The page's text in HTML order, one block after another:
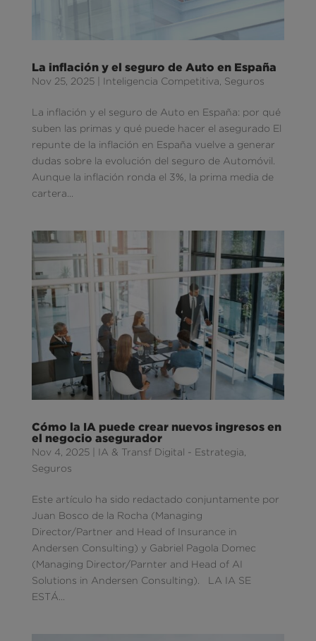
La inflación y el seguro de Auto en España
Nov 25, 2025| Inteligencia Competitiva Seguros
La inflación y el seguro de Auto en España: por qué
suben las primas y qué puede hacer el asegurado El
repunte de la inflación en España vuelve a generar
dudas sobre la evolución del seguro de Automóvil.
Aunque la inflación ronda el 3%, la prima media de
cartera...
Cómo la IA puede crear nuevos ingresos en
el negocio asegurador
Nov 4, 2025| IA & Transf Digital - Estrategia
Seguros
Este artículo ha sido redactado conjuntamente por
Juan Bosco de la Rocha (Managing
Director/Partner and Head of Insurance in
Andersen Consulting) y Gabriel Pagola Domec
(Managing Director/Parnter and Head of AI
Solutions in Andersen Consulting). LA IA SE
ESTÁ...